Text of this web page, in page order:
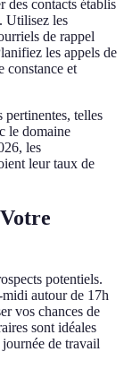
des contacts établis
Utilisez les
de rappel
les appels de
constance et
telles
le domaine
les
leur taux de
potentiels.
autour de 17h
vos chances de
sont idéales
de travail